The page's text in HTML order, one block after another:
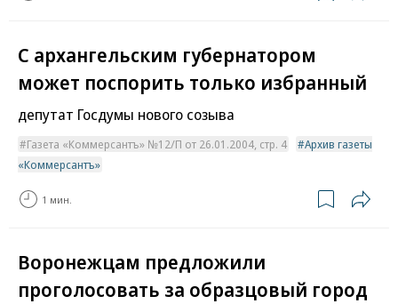
С архангельским губернатором
может поспорить только избранный
депутат Госдумы нового созыва
Газета «Коммерсантъ» №12/П от 26.01.2004, стр. 4
Архив газеты
«Коммерсантъ»
1 мин.
Воронежцам предложили
проголосовать за образцовый город